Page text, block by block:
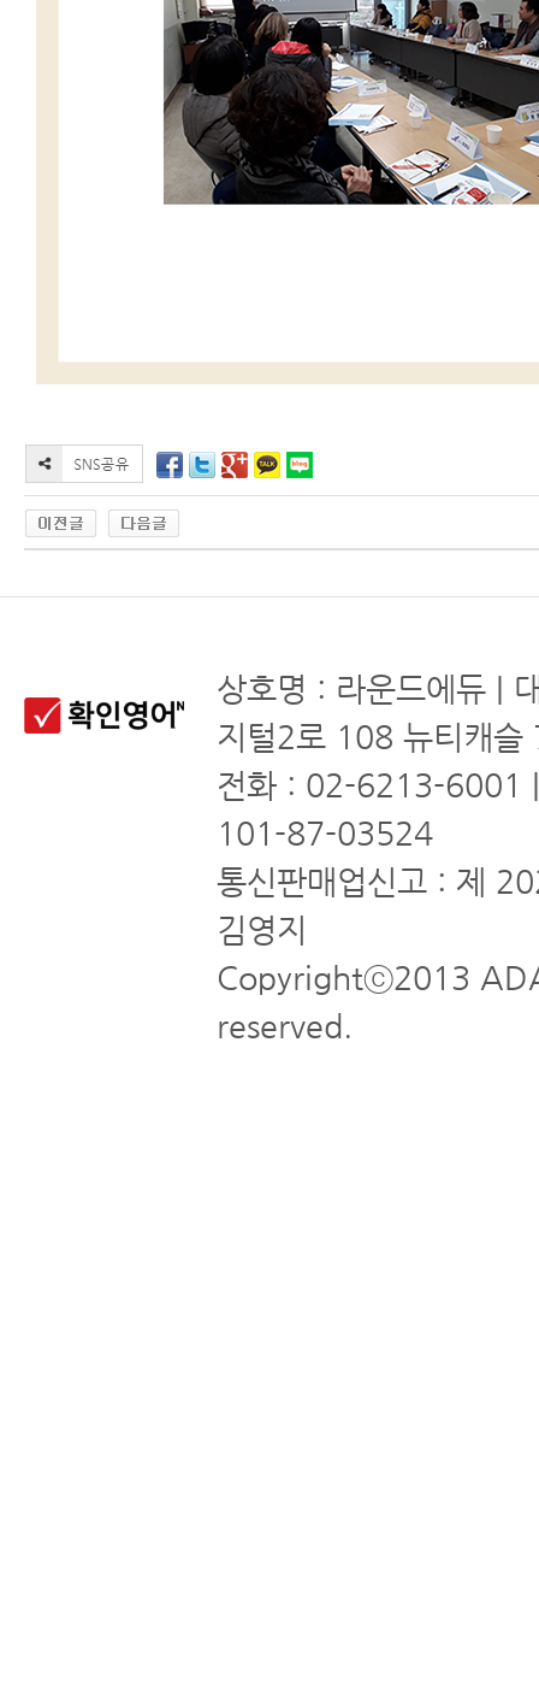
상호명 : 라운드에듀 |
지털2로 108 뉴티캐슬
전화 : 02-6213-6001
101-87-03524
통신판매업신고 : 제
김영지
Copyrightⓒ2013
reserved.